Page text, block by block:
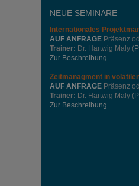
NEUE SEMINARE
Internationales
AUF ANFRAGE Präsenz
Trainer: Dr. Hartwig Maly (
Zur Beschreibung
Zeitmanagment in
AUF ANFRAGE Präsenz
Trainer: Dr. Hartwig Maly (
Zur Beschreibung